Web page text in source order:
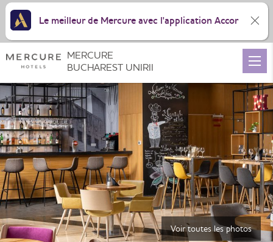
Voir toutes les photos
MERCURE
BUCHAREST UNIRII
Le meilleur de Mercure avec l'application Accor